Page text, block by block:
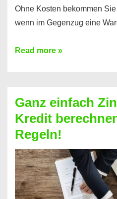
Ohne Kosten bekommen
wenn im Gegenzug eine
Einen
bekommen?
So
ist
es
möglich!
Read more »
Ganz einfach
Kredit
Regeln!